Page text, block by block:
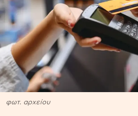
φωτ. αρχείου